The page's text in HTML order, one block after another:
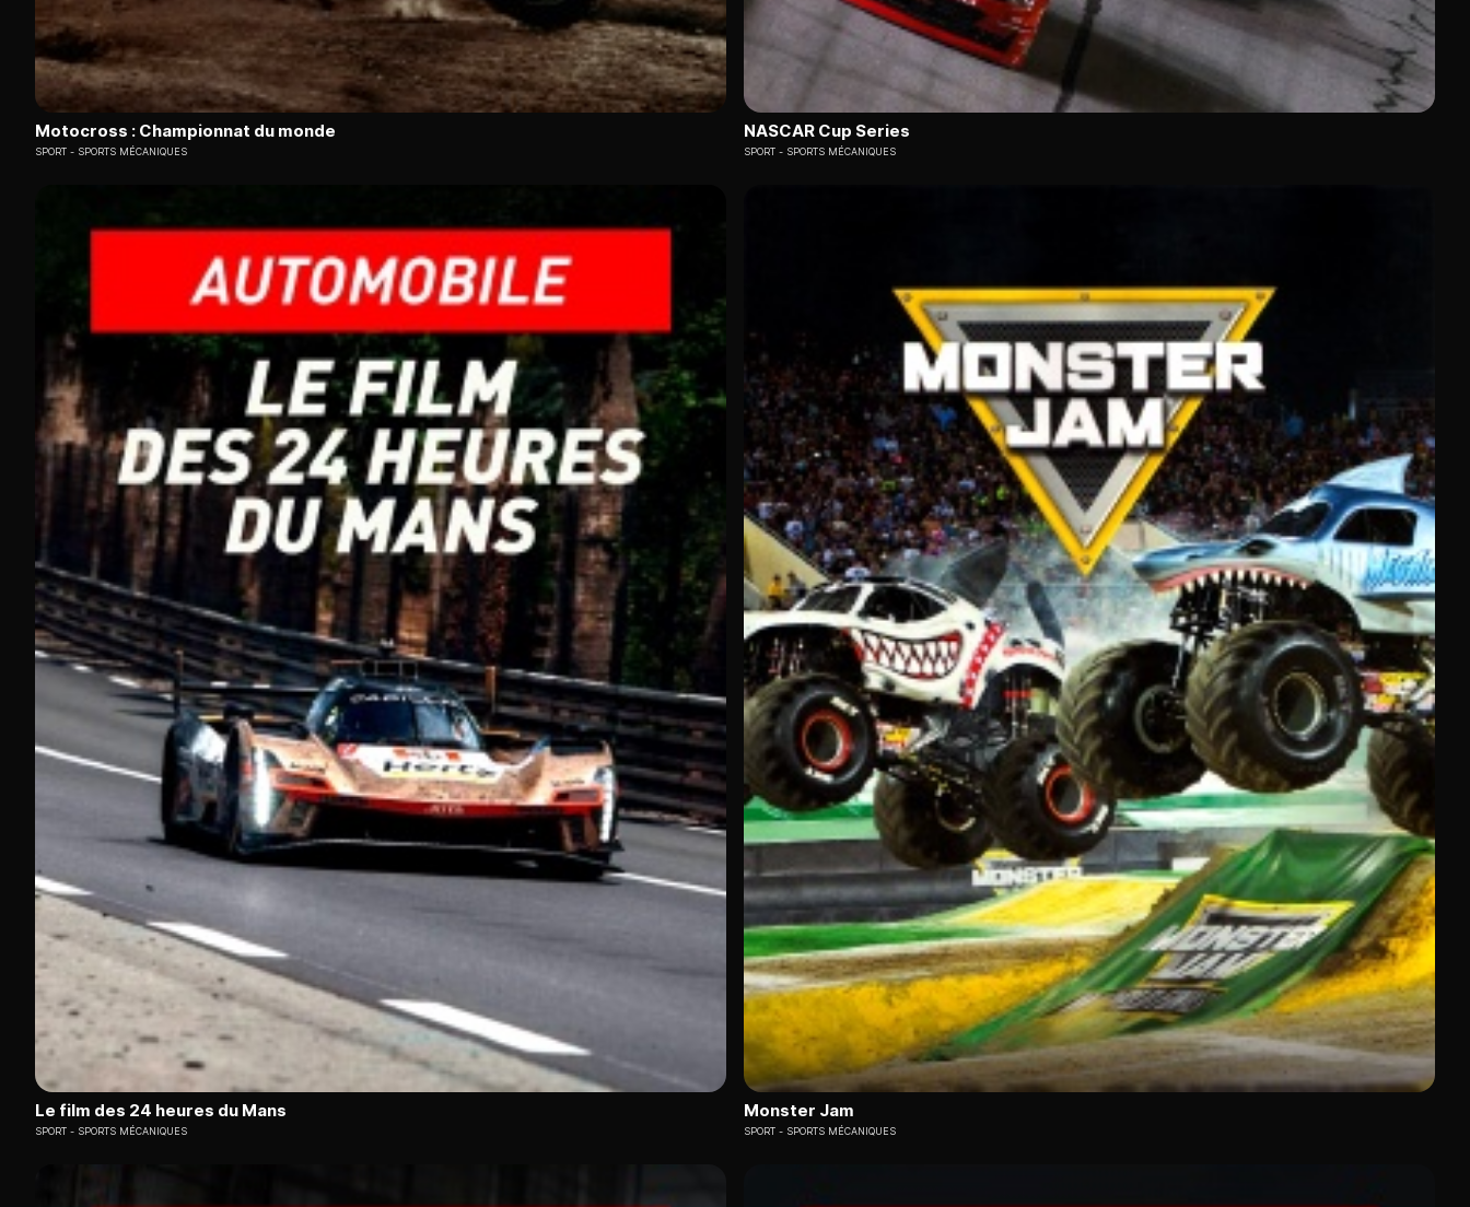
Motocross : Championnat du monde
SPORT SPORTS MÉCANIQUES
NASCAR Cup Series
SPORT SPORTS MÉCANIQUES
Le film des 24 heures du Mans
SPORT SPORTS MÉCANIQUES
Monster Jam
SPORT SPORTS MÉCANIQUES